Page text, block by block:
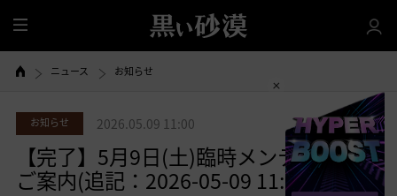
全
体
ニュース お知らせ
お知らせ 2026.05.09 11:00
【完了】5月9日(土)臨時メンテナンスの
ご案内(追記：2026-05-09 11:00)